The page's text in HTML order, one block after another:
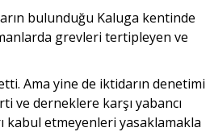
bulunduğu Kaluga kentinde
grevleri tertipleyen ve
Ama yine de iktidarın denetimi
ve derneklere karşı yabancı
kabul etmeyenleri yasaklamakla